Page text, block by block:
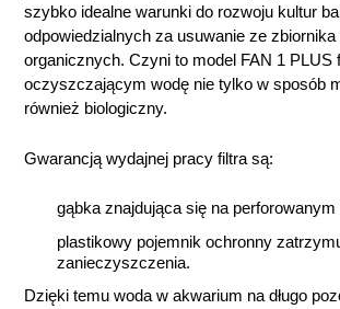
szybko idealne warunki do rozwoju kultur
odpowiedzialnych za usuwanie ze
organicznych. Czyni to model FAN 1 PLUS
oczyszczającym wodę nie tylko w sposób
również biologiczny.
Gwarancją wydajnej pracy filtra są:
gąbka znajdująca się na perforowanym
plastikowy pojemnik ochronny
zanieczyszczenia.
Dzięki temu woda w akwarium na długo